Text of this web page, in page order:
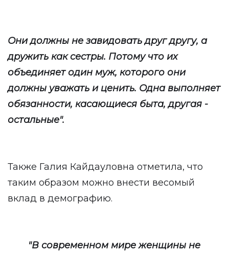
Они должны не завидовать друг другу, а
дружить как сестры. Потому что их
объединяет один муж, которого они
должны уважать и ценить. Одна выполняет
обязанности, касающиеся быта, другая -
остальные".
Также Галия Кайдауловна отметила, что
таким образом можно внести весомый
вклад в демографию.
"В современном мире женщины не